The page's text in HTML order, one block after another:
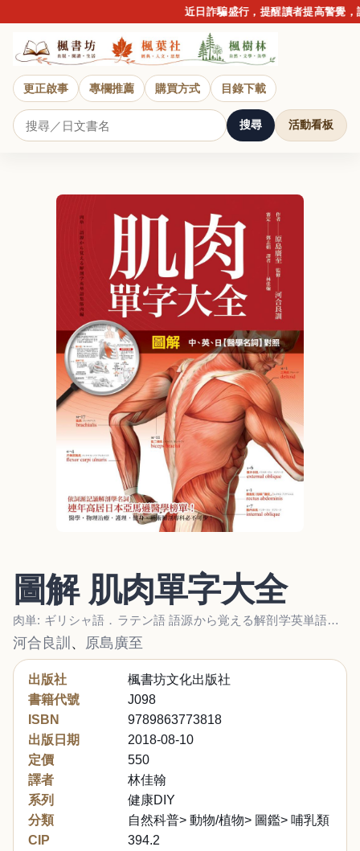
近日詐騙盛行，提醒讀者提高警覺，
更正啟事 專欄推薦 購買方式 目錄下載
搜尋 活動看板
圖解 肌肉單字大全
肉単: ギリシャ語．ラテン語 語源から覚える解剖学英単語集 筋肉編
河合良訓 、 原島廣至
出版社
楓書坊文化出版社
書籍代號
J098
ISBN
9789863773818
出版日期
2018-08-10
定價
550
譯者
林佳翰
系列
健康DIY
分類
自然科普> 動物/植物> 圖鑑> 哺乳類
CIP
394.2